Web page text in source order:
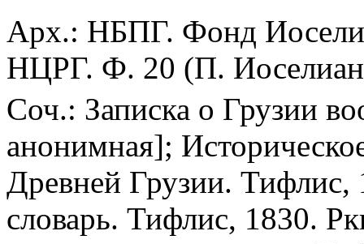
Арх.: НБПГ. Фонд
НЦРГ. Ф. 20 (П.
Соч.: Записка о Грузии
анонимная];
Древней Грузии. Тифлис,
словарь. Тифлис, 1830.